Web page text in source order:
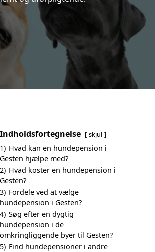
Indholdsfortegnelse skjul
1) Hvad kan en hundepension i
Gesten hjælpe med?
2) Hvad koster en hundepension i
Gesten?
3) Fordele ved at vælge
hundepension i Gesten?
4) Søg efter en dygtig
hundepension i de
omkringliggende byer til Gesten?
5) Find hundepensioner i andre